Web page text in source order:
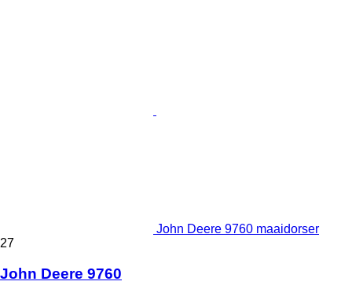
John Deere 9760 maaidorser
27
John Deere 9760